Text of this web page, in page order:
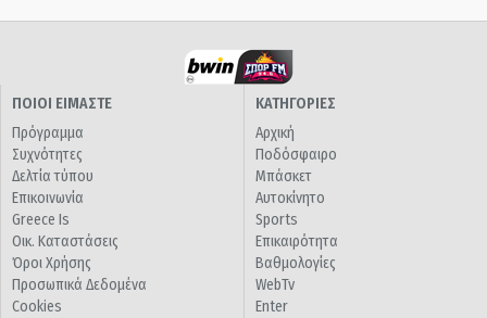
ΠΟΙΟΙ ΕΙΜΑΣΤΕ
Πρόγραμμα
Συχνότητες
Δελτία τύπου
Επικοινωνία
Greece Is
Οικ. Καταστάσεις
Όροι Χρήσης
Προσωπικά Δεδομένα
Cookies
ΚΑΤΗΓΟΡΙΕΣ
Αρχική
Ποδόσφαιρο
Μπάσκετ
Αυτοκίνητο
Sports
Επικαιρότητα
Βαθμολογίες
WebTv
Enter